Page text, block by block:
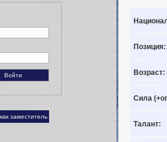
Позиция:
Возраст:
Сила
Талант: